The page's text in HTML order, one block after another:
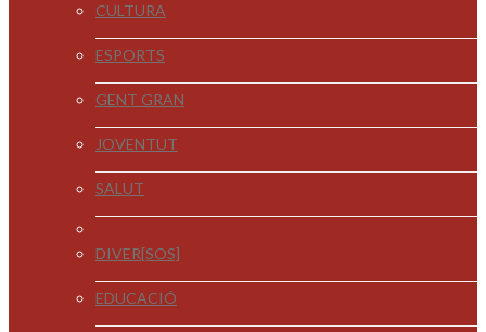
CULTURA
ESPORTS
GENT GRAN
JOVENTUT
SALUT
DIVER[SOS]
EDUCACIÓ